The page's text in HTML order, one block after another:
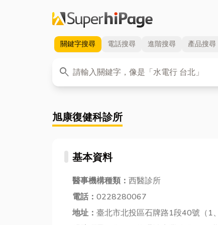
關鍵字搜尋 電話搜尋 進階搜尋 產品搜尋
search
關鍵字
旭康復健科診所
基本資料
醫事機構種類： 西醫診所
電話： 0228280067
地址： 臺北市北投區石牌路1段40號（1